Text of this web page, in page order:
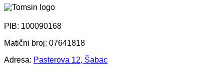
PIB: 100090168
Matični broj: 07641818
Adresa: Pasterova 12, Šabac